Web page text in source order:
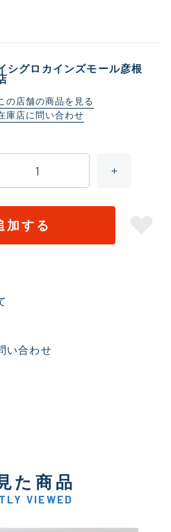
シグロカインズモール彦根
の店舗の商品を見る
庫店に問い合わせ
加する
い合わせ
た商品
VIEWED